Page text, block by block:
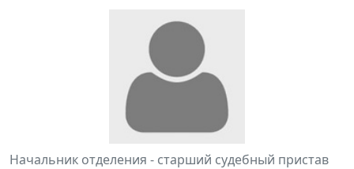
Начальник отделения - старший судебный пристав